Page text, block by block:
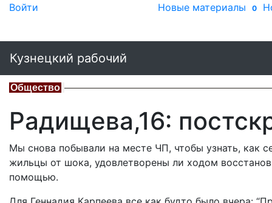
Войти Новые материалы 0
Кузнецкий рабочий
Общество
Радищева,16:
Мы снова побывали на месте ЧП, чтобы узнать, как
жильцы от шока, удовлетворены ли ходом
помощью.